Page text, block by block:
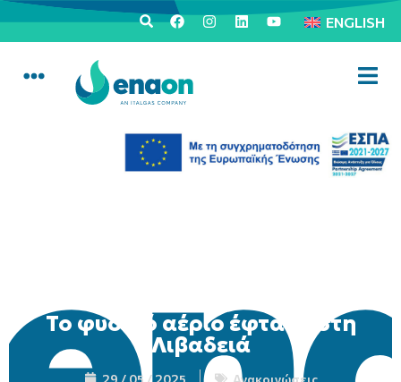
ENGLISH
Το φυσικό αέριο έφτασε στη
Λιβαδειά
29 / 05 / 2025 Ανακοινώσεις